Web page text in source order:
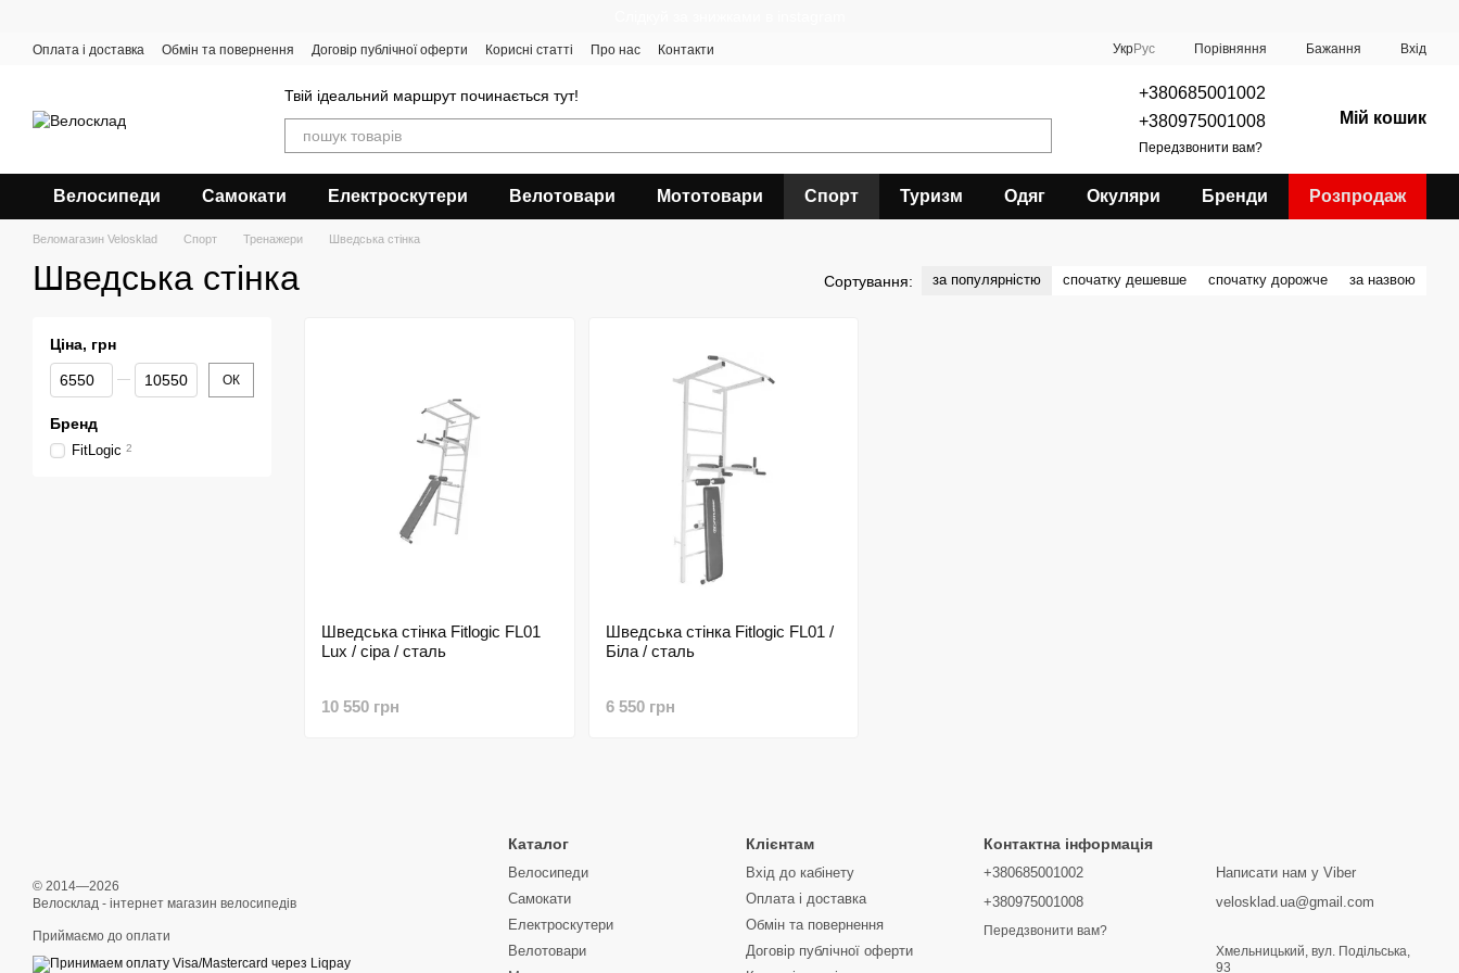
Оплата і доставка Обмін та повернення Договір публічної оферти Корисні статті Про нас Контакти УкрРус Порівняння Бажання Вхід
Твій ідеальний маршрут починається тут!
+380685001002
+380975001008
Передзвонити вам?
Мій кошик
Велосипеди Самокати Електроскутери Велотовари Мототовари Спорт Туризм Одяг Окуляри Бренди Розпродаж
Веломагазин Velosklad Спорт Тренажери Шведська стінка
Шведська стінка Сортування: за популярністю спочатку дешевше спочатку дорожче за назвою
Шведська стінка Fitlogic FL01
Lux / сіра / сталь
10 550 грн
Шведська стінка Fitlogic FL01 /
Біла / сталь
6 550 грн
Ціна, грн
Від Ціна, грн
До Ціна, грн ОК
Бренд
FitLogic 2
© 2014—2026
Велосклад - інтернет магазин велосипедів
Приймаємо до оплати
Каталог
Велосипеди
Самокати
Електроскутери
Велотовари
Клієнтам
Вхід до кабінету
Оплата і доставка
Обмін та повернення
Договір публічної оферти
Контактна інформація
+380685001002
+380975001008
Передзвонити вам?
Написати нам у Viber
velosklad.ua@gmail.com
Хмельницький, вул. Подільська,
93